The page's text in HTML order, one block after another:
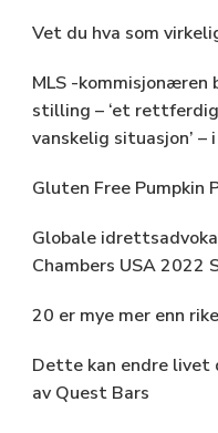
Vet du hva som
MLS -
stilling – ‘et
vanskelig situasjon’
Gluten Free Pumpkin
Globale
Chambers USA 2022
20 er mye mer enn
Dette kan endre livet
av Quest Bars